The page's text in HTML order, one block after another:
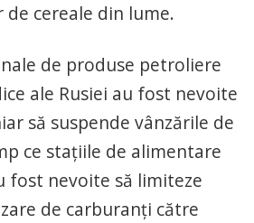
cereale din lume.
de produse petroliere
ale Rusiei au fost nevoite
să suspende vânzările de
ce stațiile de alimentare
fost nevoite să limiteze
de carburanți către